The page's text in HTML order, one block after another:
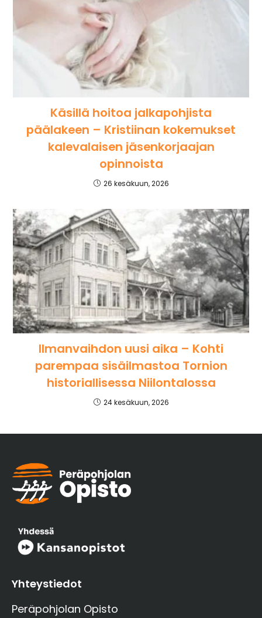
Käsillä hoitoa jalkapohjista
päälakeen – Kristiinan kokemukset
kalevalaisen jäsenkorjaajan
opinnoista
26 kesäkuun, 2026
Ilmanvaihdon uusi aika – Kohti
parempaa sisäilmastoa Tornion
historiallisessa Niilontalossa
24 kesäkuun, 2026
Yhteystiedot
Peräpohjolan Opisto